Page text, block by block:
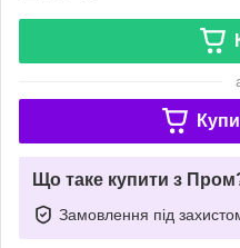
Що таке купити з
Замовлення під